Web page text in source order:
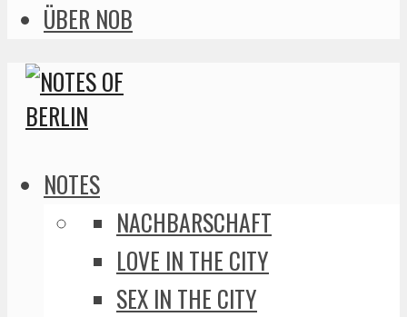
ÜBER NOB
NOTES
NACHBARSCHAFT
LOVE IN THE CITY
SEX IN THE CITY